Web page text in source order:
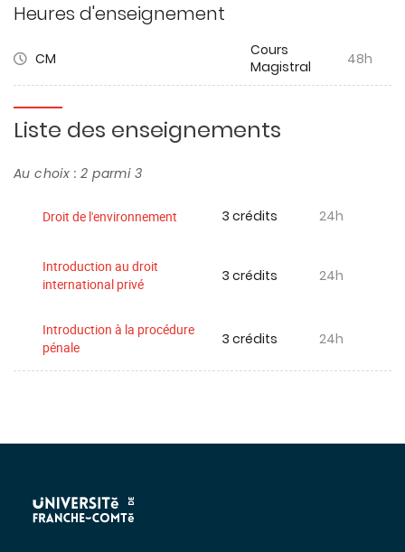
Heures d'enseignement
CM
Cours
Magistral
48h
Liste des enseignements
Au choix : 2 parmi 3
Droit de l'environnement 3 crédits 24h
Introduction au droit
international privé
3 crédits 24h
Introduction à la procédure
pénale
3 crédits 24h